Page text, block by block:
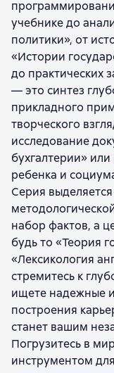
Владимир
Эльвира
Елена
Татьяна
Вера Алексеевна
Алексей
З. В. Любимова
Андрей
Илона Юловна
Мария
И. О. Шайтанов
Олег
Марина
Михаил
Артём Юрьевич
Елена Ильинична
Сергей
Лариса
Николай
Андрей
Станислав
Виктор
учебнике до
политики», от
«Истории
до практических
— это синтез
прикладного
творческого
исследование
бухгалтерии»
ребенка и
Серия
набор фактов, а
будь то «Теория
«Лексикология
стремитесь к
ищете надежные
построения
станет вашим
Погрузитесь в
инструментом